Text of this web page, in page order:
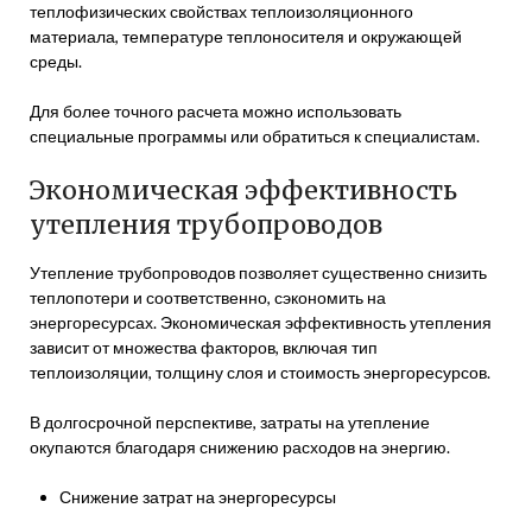
теплофизических свойствах теплоизоляционного
материала, температуре теплоносителя и окружающей
среды.
Для более точного расчета можно использовать
специальные программы или обратиться к специалистам.
Экономическая эффективность
утепления трубопроводов
Утепление трубопроводов позволяет существенно снизить
теплопотери и соответственно, сэкономить на
энергоресурсах. Экономическая эффективность утепления
зависит от множества факторов, включая тип
теплоизоляции, толщину слоя и стоимость энергоресурсов.
В долгосрочной перспективе, затраты на утепление
окупаются благодаря снижению расходов на энергию.
Снижение затрат на энергоресурсы